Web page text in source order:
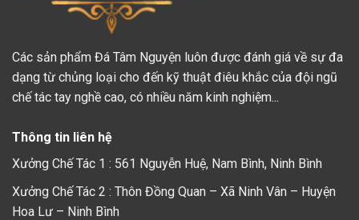
Các sản phẩm Đá Tâm Nguyện luôn được đánh giá về sự đa
dạng từ chủng loại cho đến kỹ thuật điêu khắc của đội ngũ
chế tác tay nghề cao, có nhiều năm kinh nghiệm...
Thông tin liên hệ
Xưởng Chế Tác 1 : 561 Nguyễn Huệ, Nam Bình, Ninh Bình
Xưởng Chế Tác 2 : Thôn Đồng Quan – Xã Ninh Vân – Huyện
Hoa Lư – Ninh Bình